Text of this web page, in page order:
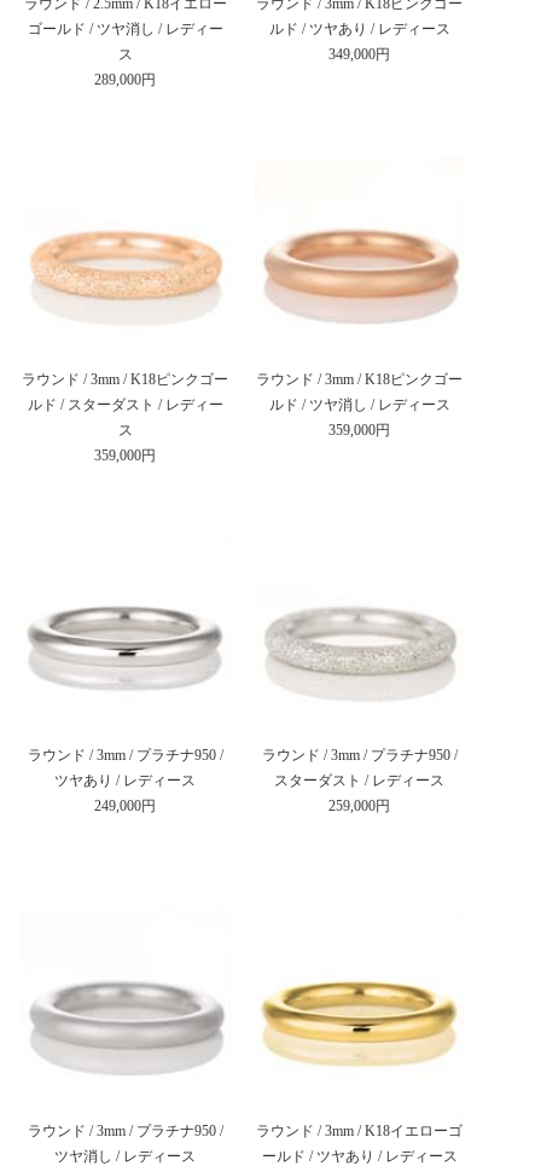
ゴールド / ツヤ消し / レディー
ス
289,000円
ルド / ツヤあり / レディース
349,000円
ラウンド / 3mm / K18ピンクゴー
ルド / スターダスト / レディー
ス
359,000円
ラウンド / 3mm / K18ピンクゴー
ルド / ツヤ消し / レディース
359,000円
ラウンド / 3mm / プラチナ950 /
ツヤあり / レディース
249,000円
ラウンド / 3mm / プラチナ950 /
スターダスト / レディース
259,000円
ラウンド / 3mm / プラチナ950 /
ツヤ消し / レディース
ラウンド / 3mm / K18イエローゴ
ールド / ツヤあり / レディース